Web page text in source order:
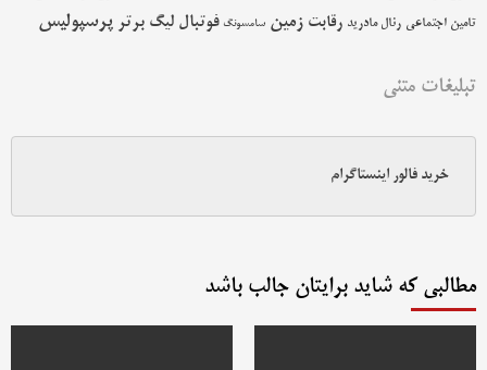
تامین اجتماعی رئال مادرید رقابت زمین سامسونگ فوتبال لیگ برتر پرسپولیس
تبلیغات متنی
خرید فالور اینستاگرام
مطالبی که شاید برایتان جالب باشد